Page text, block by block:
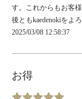
す。これからもお客
後ともkaedenokiをよ
2025/03/08 12:58:37
お得